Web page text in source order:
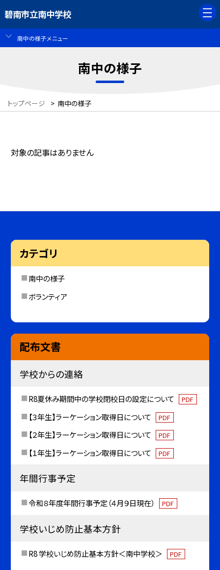
碧南市立南中学校
南中の様子メニュー
南中の様子
トップページ > 南中の様子
対象の記事はありません
カテゴリ
南中の様子
ボランティア
配布文書
学校からの連絡
R8夏休み期間中の学校閉校日の設定について PDF
【３年生】ラーケーション取得日について PDF
【２年生】ラーケーション取得日について PDF
【１年生】ラーケーション取得日について PDF
年間行事予定
令和８年度年間行事予定（４月９日現在） PDF
学校いじめ防止基本方針
R8 学校いじめ防止基本方針＜南中学校＞ PDF